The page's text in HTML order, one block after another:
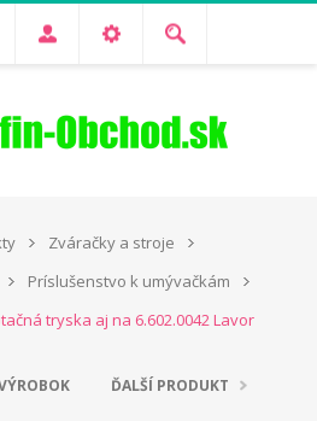
Zváračky a stroje
Príslušenstvo k umývačkám
tryska aj na 6.602.0042 Lavor
ĎALŠÍ PRODUKT